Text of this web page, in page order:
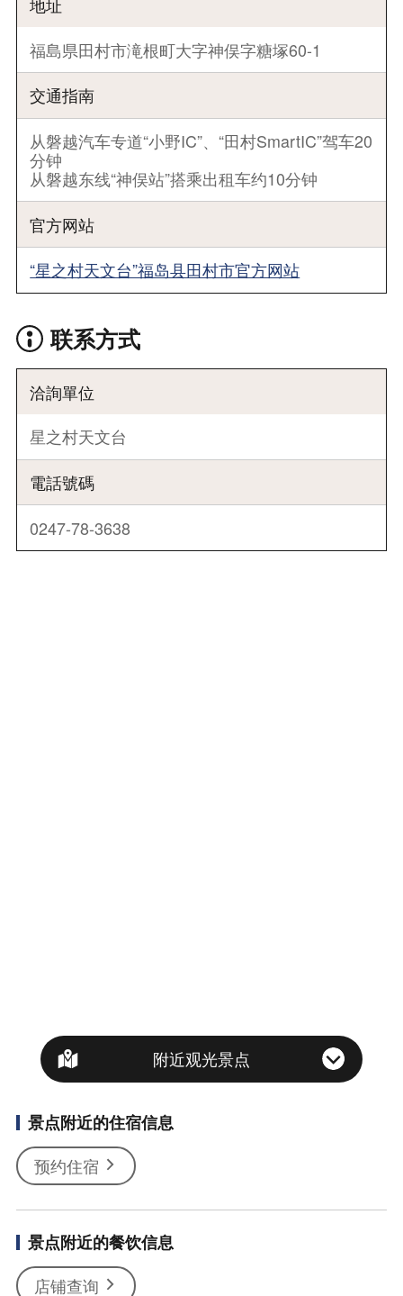
福島県田村市滝根町大字神俣字糖塚60-1
交通指南
从磐越汽车专道“小野IC”、“田村SmartIC”驾车20
分钟
从磐越东线“神俣站”搭乘出租车约10分钟
官方网站
“星之村天文台”福岛县田村市官方网站
联系方式
洽詢單位
星之村天文台
電話號碼
0247-78-3638
附近观光景点
景点附近的住宿信息
预约住宿
景点附近的餐饮信息
店铺查询